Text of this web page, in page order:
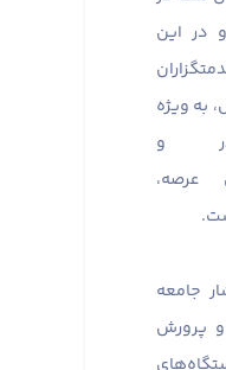
در این
به ویژه
و
عرصه،
جامعه
پرورش